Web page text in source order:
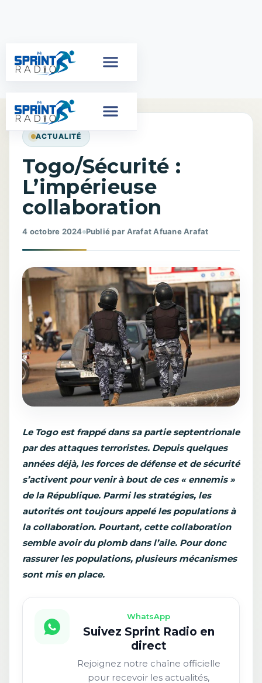
ACTUALITÉ
Togo/Sécurité :
L’impérieuse
collaboration
4 octobre 2024 Publié par Arafat Afuane Arafat
Le Togo est frappé dans sa partie septentrionale
par des attaques terroristes. Depuis quelques
années déjà, les forces de défense et de sécurité
s’activent pour venir à bout de ces « ennemis »
de la République. Parmi les stratégies, les
autorités ont toujours appelé les populations à
la collaboration. Pourtant, cette collaboration
semble avoir du plomb dans l’aile. Pour donc
rassurer les populations, plusieurs mécanismes
sont mis en place.
WhatsApp
Suivez Sprint Radio en
direct
Rejoignez notre chaîne officielle
pour recevoir les actualités,